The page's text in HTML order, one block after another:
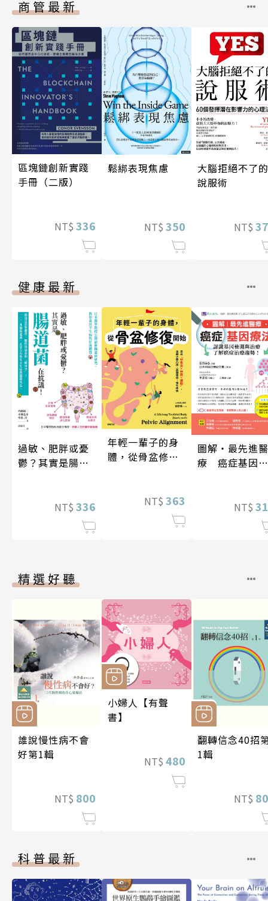
商管最新
區塊鏈創新實踐
手冊（二版）
NT$ 336
鬆綁表現焦慮
NT$ 350
大腦拒絕不了的
說服術
NT$
健康最新
過敏、肥胖或憂
鬱？其實是腸道
NT$ 336
年輕一輩子的身
體，從骨盆修復
動」，遠離小腹
NT$ 363
圖解‧最先進醫
療 癌症基因療
NT$
精選好聽
誰說慢性病不會
好第1輯
NT$ 800
小婦人【有聲
書】
NT$ 480
翻轉信念40招
1輯
NT$
科普最新